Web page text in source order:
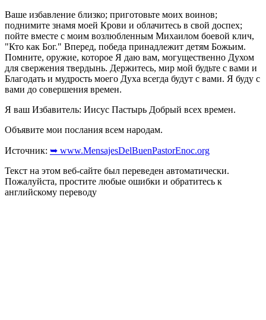
Ваше избавление близко; приготовьте моих воинов;
поднимите знамя моей Крови и облачитесь в свой доспех;
пойте вместе с моим возлюбленным Михаилом боевой клич,
"Кто как Бог." Вперед, победа принадлежит детям Божьим.
Помните, оружие, которое Я даю вам, могущественно Духом
для свержения твердынь. Держитесь, мир мой будьте с вами и
Благодать и мудрость моего Духа всегда будут с вами. Я буду с
вами до совершения времен.
Я ваш Избавитель: Иисус Пастырь Добрый всех времен.
Объявите мои послания всем народам.
Источник: ➥ www.MensajesDelBuenPastorEnoc.org
Текст на этом веб-сайте был переведен автоматически.
Пожалуйста, простите любые ошибки и обратитесь к
английскому переводу